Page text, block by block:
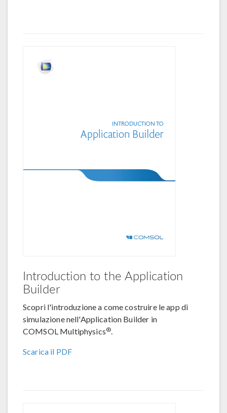
Introduction to the Application
Builder
Scopri l'introduzione a come costruire le app di
simulazione nell'Application Builder in
COMSOL Multiphysics®.
Scarica il PDF